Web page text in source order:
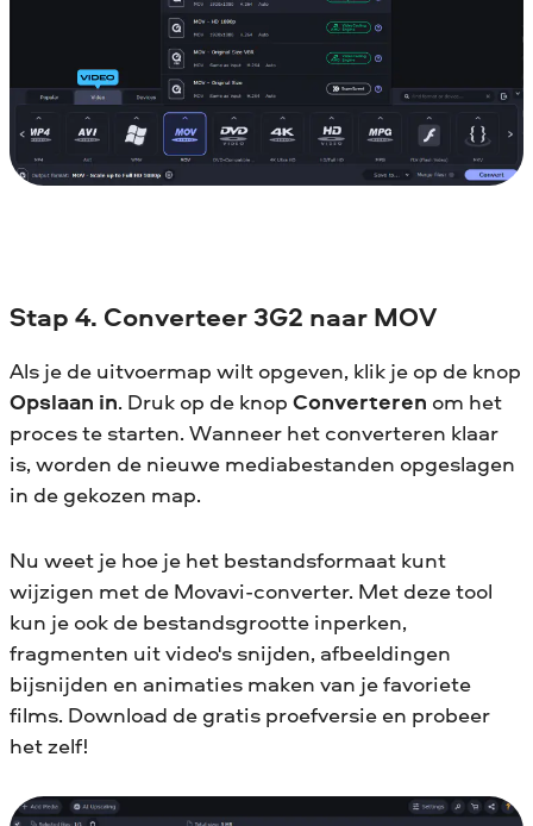
Stap 4. Converteer 3G2 naar MOV
Als je de uitvoermap wilt opgeven, klik je op de knop
Opslaan in. Druk op de knop Converteren om het
proces te starten. Wanneer het converteren klaar
is, worden de nieuwe mediabestanden opgeslagen
in de gekozen map.
Nu weet je hoe je het bestandsformaat kunt
wijzigen met de Movavi-converter. Met deze tool
kun je ook de bestandsgrootte inperken,
fragmenten uit video's snijden, afbeeldingen
bijsnijden en animaties maken van je favoriete
films. Download de gratis proefversie en probeer
het zelf!